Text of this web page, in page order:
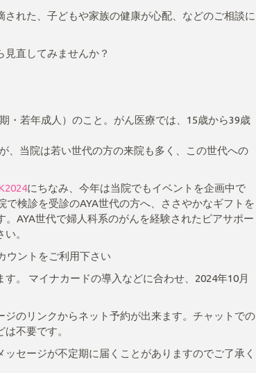
れた、子どもや家族の健康が心配、などのご相談に
直してみませんか？
・若年成人）のこと。がん医療では、15歳から39歳
、当院は若い世代の方の来院も多く、この世代への
にちなみ、今年は当院でもイベントを企画中で
で検診を受診のAYA世代の方へ、ささやかなギフトを
AYA世代で婦人科系のがんを経験されたピアサポー
。
ウントをご利用下さい
。 マイナカードの導入などに合わせ、2024年10月
のリンクからネット予約が出来ます。チャットでの
不要です。
セージが不定期に届くことがありますのでご了承く